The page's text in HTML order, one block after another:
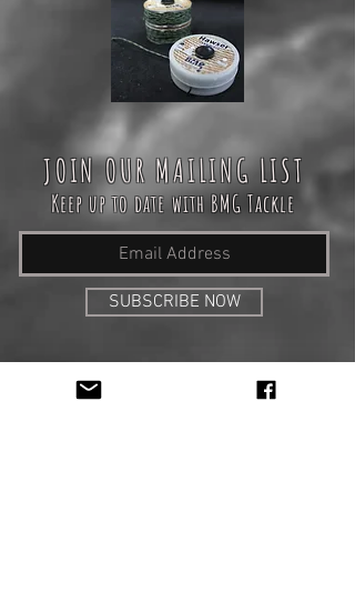
JOIN OUR MAILING LIST
Keep up to date with BMG Tackle
SUBSCRIBE NOW